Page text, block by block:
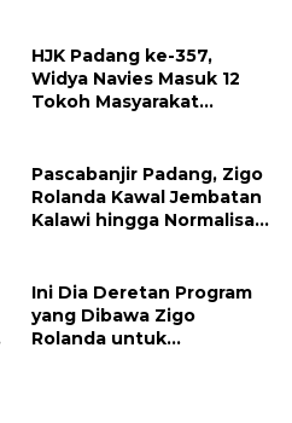
HJK Padang ke-357,
Widya Navies Masuk 12
Tokoh Masyarakat
Pascabanjir Padang, Zigo
Rolanda Kawal Jembatan
Kalawi hingga Normalisasi
Ini Dia Deretan Program
yang Dibawa Zigo
Rolanda untuk